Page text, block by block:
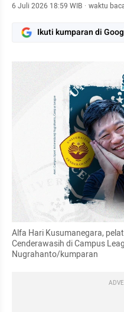
6 Juli 2026 18:59 WIB · waktu
Ikuti kumparan di
Alfa Hari Kusumanegara,
Cenderawasih di Campus
Nugrahanto/kumparan